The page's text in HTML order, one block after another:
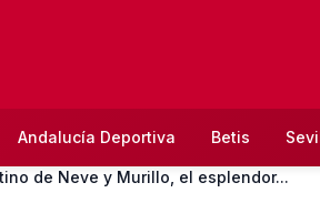
Andalucía Deportiva Betis
de Neve y Murillo, el esplendor...